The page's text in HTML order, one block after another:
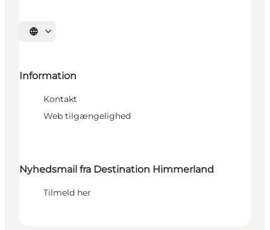
Vælg sprog
Information
Kontakt
Web tilgængelighed
Nyhedsmail fra Destination Himmerland
Tilmeld her